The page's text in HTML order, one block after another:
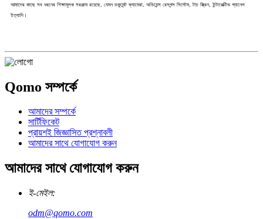
আমাদের কাছে সব ধরনের শিক্ষামূলক সরঞ্জাম রয়েছে, যেমন ডকুমেন্ট ক্যামেরা, অডিয়েন্স রেসপন্স সিস্টেম, টাচ স্ক্রিন, ইন্টারেক্টিভ প্যানেল
ইত্যাদি।
Qomo সম্পর্কে
আমাদের সম্পর্কে
সার্টিফিকেট
প্রায়শই জিজ্ঞাসিত প্রশ্নাবলী
আমাদের সাথে যোগাযোগ করুন
আমাদের সাথে যোগাযোগ করুন
ই-মেইল:
odm@qomo.com